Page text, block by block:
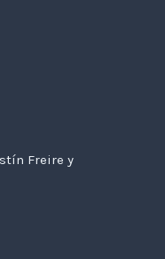
Freire y